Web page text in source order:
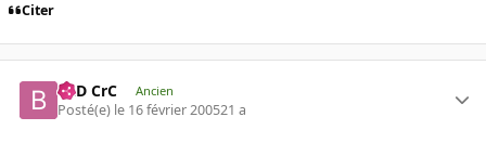
Citer
BaD CrC Ancien
Posté(e) le 16 février 200521 a